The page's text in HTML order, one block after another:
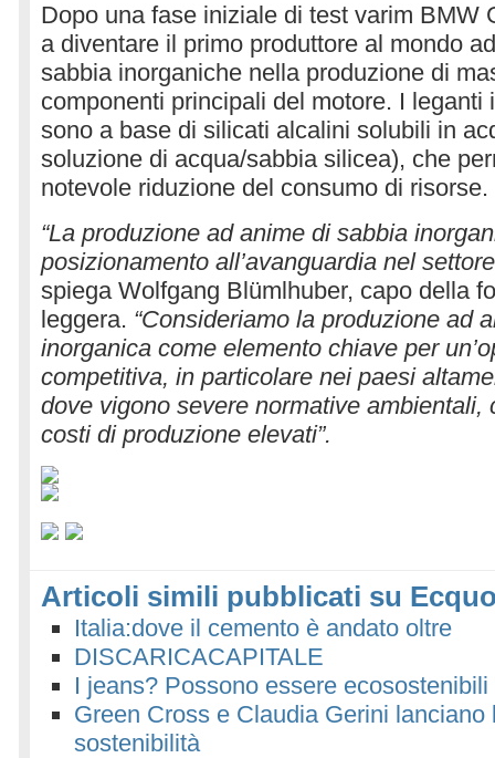
Dopo una fase iniziale di test varim BMW
a diventare il primo produttore al mondo
sabbia inorganiche nella produzione di
componenti principali del motore. I leganti
sono a base di silicati alcalini solubili in
soluzione di acqua/sabbia silicea), che
notevole riduzione del consumo di risorse.
“La produzione ad anime di sabbia
posizionamento all’avanguardia nel
spiega Wolfgang Blümlhuber, capo della
leggera. “Consideriamo la produzione ad
inorganica come elemento chiave per
competitiva, in particolare nei paesi
dove vigono severe normative ambientali,
costi di produzione elevati”.
Articoli simili pubblicati su
Italia:dove il cemento è andato oltre
DISCARICACAPITALE
I jeans? Possono essere
Green Cross e Claudia Gerini lanciano
sostenibilità